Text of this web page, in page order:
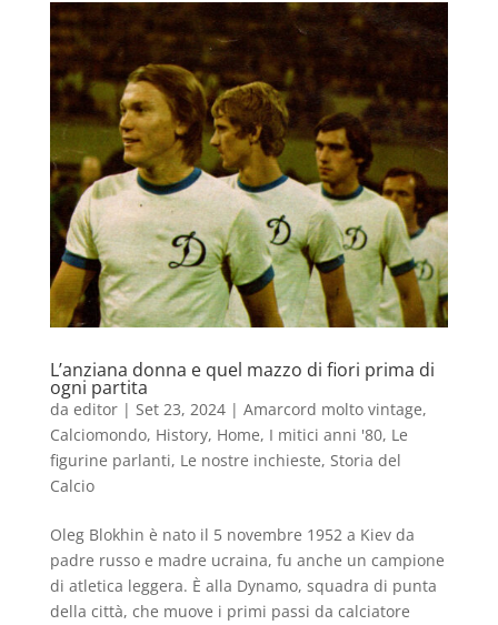
L’anziana donna e quel mazzo di fiori prima di
ogni partita
da editor| Set 23, 2024| Amarcord molto vintage,
Calciomondo, History, Home, I mitici anni '80, Le
figurine parlanti, Le nostre inchieste, Storia del
Calcio
Oleg Blokhin è nato il 5 novembre 1952 a Kiev da
padre russo e madre ucraina, fu anche un campione
di atletica leggera. È alla Dynamo, squadra di punta
della città, che muove i primi passi da calciatore